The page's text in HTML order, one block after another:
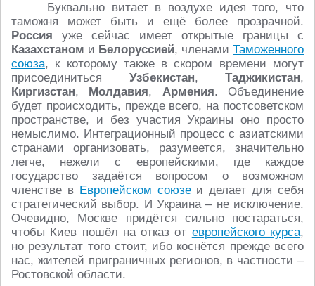
Буквально витает в воздухе идея того, что
таможня может быть и ещё более прозрачной.
Россия уже сейчас имеет открытые границы с
Казахстаном и Белоруссией, членами Таможенного
союза, к которому также в скором времени могут
присоединиться Узбекистан, Таджикистан,
Киргизстан, Молдавия, Армения. Объединение
будет происходить, прежде всего, на постсоветском
пространстве, и без участия Украины оно просто
немыслимо. Интеграционный процесс с азиатскими
странами организовать, разумеется, значительно
легче, нежели с европейскими, где каждое
государство задаётся вопросом о возможном
членстве в Европейском союзеи делает для себя
стратегический выбор. И Украина – не исключение.
Очевидно, Москве придётся сильно постараться,
чтобы Киев пошёл на отказ от европейского курса,
но результат того стоит, ибо коснётся прежде всего
нас, жителей приграничных регионов, в частности –
Ростовской области.